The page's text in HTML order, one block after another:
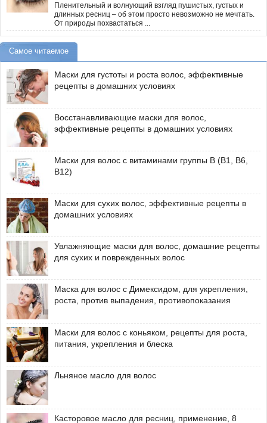
Пленительный и волнующий взгляд пушистых, густых и
длинных ресниц – об этом просто невозможно не мечтать.
От природы похвастаться ...
Самое читаемое
Маски для густоты и роста волос, эффективные
рецепты в домашних условиях
Восстанавливающие маски для волос,
эффективные рецепты в домашних условиях
Маски для волос с витаминами группы В (В1, В6,
В12)
Маски для сухих волос, эффективные рецепты в
домашних условиях
Увлажняющие маски для волос, домашние рецепты
для сухих и поврежденных волос
Маска для волос с Димексидом, для укрепления,
роста, против выпадения, противопоказания
Маски для волос с коньяком, рецепты для роста,
питания, укрепления и блеска
Льняное масло для волос
Касторовое масло для ресниц, применение, 8